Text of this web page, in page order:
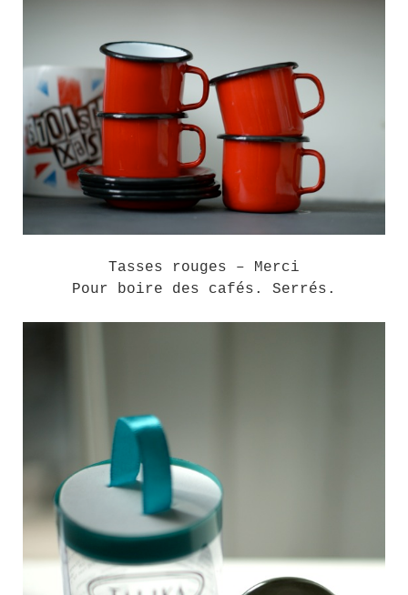
Tasses rouges – Merci
Pour boire des cafés. Serrés.